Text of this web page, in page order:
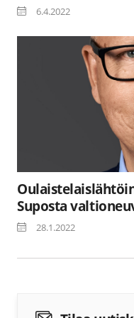
6.4.2022
Suposta
28.1.2022